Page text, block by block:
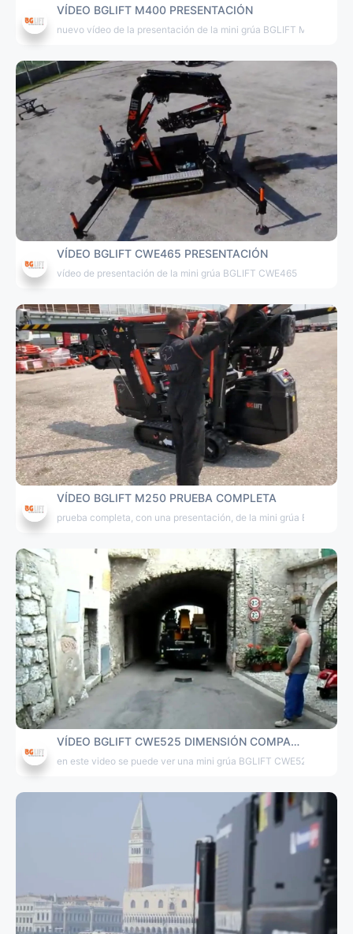
VÍDEO BGLIFT M400 PRESENTACIÓN
nuevo vídeo de la presentación de la mini grúa BGLIFT M400
VÍDEO BGLIFT CWE465 PRESENTACIÓN
vídeo de presentación de la mini grúa BGLIFT CWE465
VÍDEO BGLIFT M250 PRUEBA COMPLETA
prueba completa, con una presentación, de la mini grúa BGLIFT
VÍDEO BGLIFT CWE525 DIMENSIÓN COMPACTA
en este video se puede ver una mini grúa BGLIFT CWE525